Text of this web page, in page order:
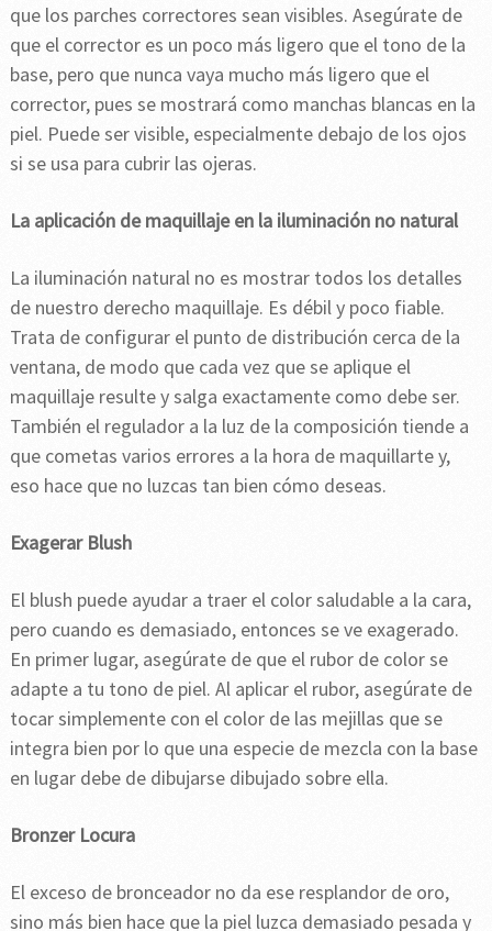
que los parches correctores sean visibles. Asegúrate de
que el corrector es un poco más ligero que el tono de la
base, pero que nunca vaya mucho más ligero que el
corrector, pues se mostrará como manchas blancas en la
piel. Puede ser visible, especialmente debajo de los ojos
si se usa para cubrir las ojeras.
La aplicación de maquillaje en la iluminación no natural
La iluminación natural no es mostrar todos los detalles
de nuestro derecho maquillaje. Es débil y poco fiable.
Trata de configurar el punto de distribución cerca de la
ventana, de modo que cada vez que se aplique el
maquillaje resulte y salga exactamente como debe ser.
También el regulador a la luz de la composición tiende a
que cometas varios errores a la hora de maquillarte y,
eso hace que no luzcas tan bien cómo deseas.
Exagerar Blush
El blush puede ayudar a traer el color saludable a la cara,
pero cuando es demasiado, entonces se ve exagerado.
En primer lugar, asegúrate de que el rubor de color se
adapte a tu tono de piel. Al aplicar el rubor, asegúrate de
tocar simplemente con el color de las mejillas que se
integra bien por lo que una especie de mezcla con la base
en lugar debe de dibujarse dibujado sobre ella.
Bronzer Locura
El exceso de bronceador no da ese resplandor de oro,
sino más bien hace que la piel luzca demasiado pesada y